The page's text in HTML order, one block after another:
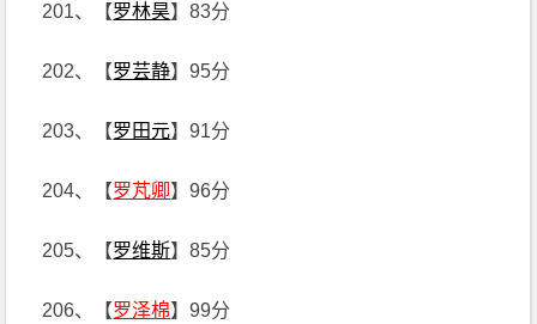
201、【罗林昊】83分
202、【罗芸静】95分
203、【罗田元】91分
204、【罗芃卿】96分
205、【罗维斯】85分
206、【罗泽棉】99分